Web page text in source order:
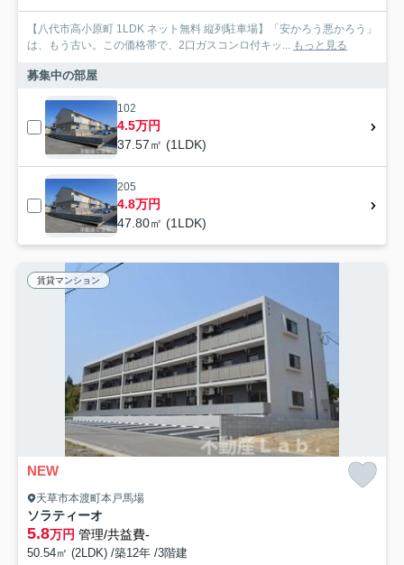
【八代市高小原町 1LDK ネット無料 縦列駐車場】「安かろう悪かろう」
は、もう古い。この価格帯で、2口ガスコンロ付キッ... もっと見る
募集中の部屋
102
4.5万円
37.57㎡ (1LDK)
205
4.8万円
47.80㎡ (1LDK)
賃貸マンション
NEW
天草市本渡町本戸馬場
ソラティーオ
5.8万円 管理/共益費-
50.54㎡ (2LDK) /築12年 /3階建